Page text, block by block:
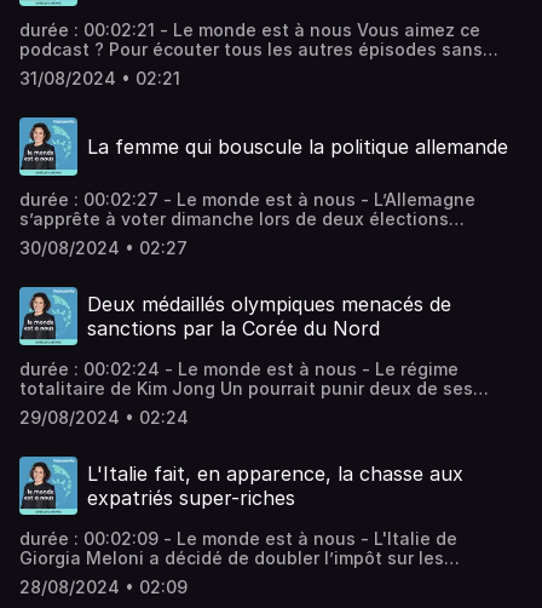
durée : 00:02:21 - Le monde est à nous Vous aimez ce
podcast ? Pour écouter tous les autres épisodes sans
limite, rendez-vous sur Radio France.
31/08/2024 • 02:21
La femme qui bouscule la politique allemande
durée : 00:02:27 - Le monde est à nous - L’Allemagne
s’apprête à voter dimanche lors de deux élections
régionales en ex-RDA qui s'annoncent calamiteuses pour
le chancelier Olaf Scholtz. L’extrême droite, l’AfD, part
gauche radicale, qui pourrait bien bouleverser la donne,
avec à sa tête une femme aux idées explosives. Vous
aimez ce podcast ? Pour écouter tous les autres épisodes
30/08/2024 • 02:27
Deux médaillés olympiques menacés de
sanctions par la Corée du Nord
durée : 00:02:24 - Le monde est à nous - Le régime
totalitaire de Kim Jong Un pourrait punir deux de ses
champions olympiques de tennis de table, qui, pendant
les Jeux olympiques de Paris, s’étaient prêtés à un selfie
virale, mais très critiquée par Pyongyang. Vous aimez ce
podcast ? Pour écouter tous les autres épisodes sans
limite, rendez-vous sur Radio France.
29/08/2024 • 02:24
L'Italie fait, en apparence, la chasse aux
expatriés super-riches
durée : 00:02:09 - Le monde est à nous - L'Italie de
Giorgia Meloni a décidé de doubler l’impôt sur les
nouveaux expatriés millionnaires, faisant passer le forfait
fiscal de 100 000 à 200 000 euros. Ce n’est d'ailleurs pas
28/08/2024 • 02:09